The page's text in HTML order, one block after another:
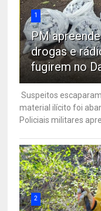
1
PM
drogas e
fugirem no
Suspeitos
material ilícito foi
Policiais militares
2